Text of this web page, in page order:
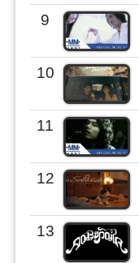
9
10
11
12
13